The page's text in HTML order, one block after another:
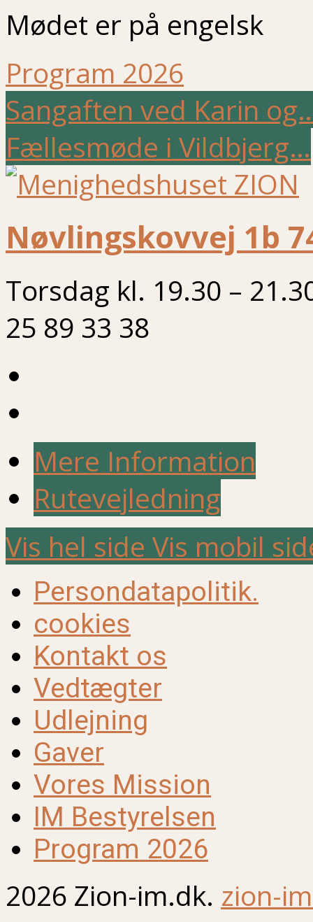
Mødet er på engelsk
Program 2026
Sangaften ved Karin
Fællesmøde i Vildbjerg…
Nøvlingskovvej 1b
Torsdag kl. 19.30 –
25 89 33 38
Mere Information
Rutevejledning
Vis hel side Vis mobil
Persondatapolitik.
cookies
Kontakt os
Vedtægter
Udlejning
Gaver
Vores Mission
IM Bestyrelsen
Program 2026
2026 Zion-im.dk. zion-